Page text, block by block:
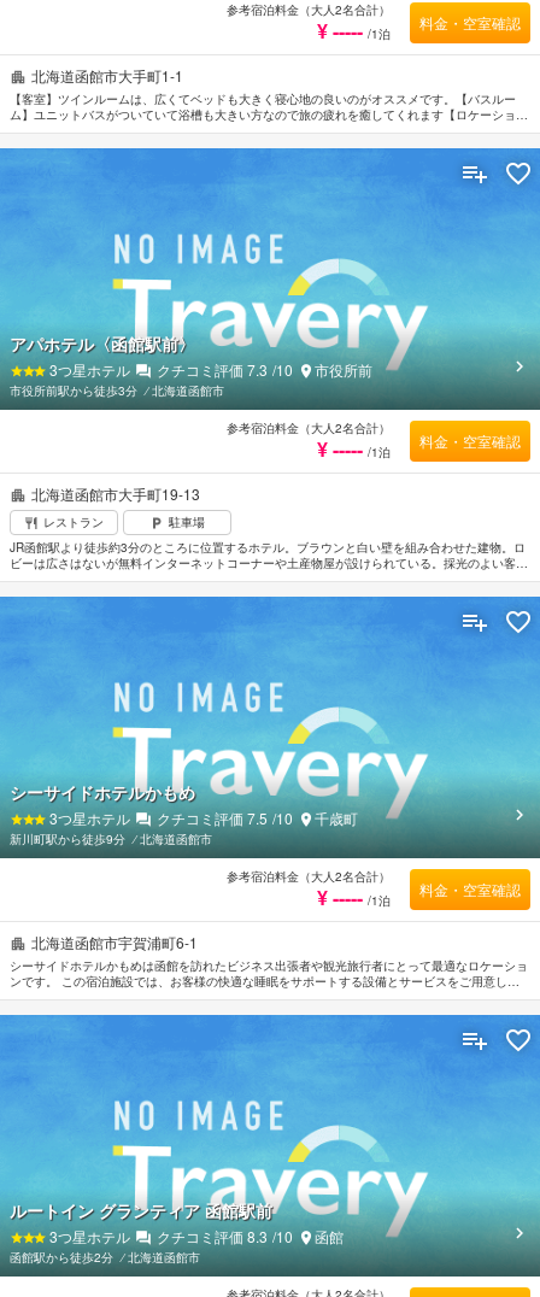
北海道函館市大手町1-1
【客室】ツインルームは、広くてベッドも大きく寝心地の良いのがオススメです。【バスルー
ム】ユニットバスがついていて浴槽も大きい方なので旅の疲れを癒してくれます【ロケーショ
ン】函館中心部エリアでショッピングや観光などが気軽に楽しめるのエリアです
参考宿泊料金（大人2名合計）
¥ ----- /1泊
料金・空室確認
北海道函館市大手町19-13
レストラン
駐車場
JR函館駅より徒歩約3分のところに位置するホテル。ブラウンと白い壁を組み合わせた建物。ロ
ビーは広さはないが無料インターネットコーナーや土産物屋が設けられている。採光のよい客室
はやさしい色合いのファブリックを配したカジュアルなインテリア。函館朝市まで徒歩約1分。
ベイエリア（西部地区）観光地へは徒歩約15分。函館空港から車で約20分。
アパホテル〈函館駅前〉
3つ星ホテル クチコミ評価 7.3 /10 市役所前
市役所前駅から徒歩3分 ⁄北海道函館市
参考宿泊料金（大人2名合計）
¥ ----- /1泊
料金・空室確認
北海道函館市宇賀浦町6-1
シーサイドホテルかもめは函館を訪れたビジネス出張者や観光旅行者にとって最適なロケーショ
ンです。 この宿泊施設では、お客様の快適な睡眠をサポートする設備とサービスをご用意して
います。 シーサイドホテルかもめのスタッフがおもてなしの心を持って丁寧にご対応します。
ごゆっくりとお休みいただけるよう客室は落ち着いた内装と和やかな空間に仕上がっており、ル
ームタイプにより禁煙ルーム, エアコン, 暖房, 書斎デスク, インターネット（LAN）が備えられ
ています。 客室やマッサージなどの館内施設で旅の疲れをゆっくりと癒すことができます。 シ
シーサイドホテルかもめ
3つ星ホテル クチコミ評価 7.5 /10 千歳町
新川町駅から徒歩9分 ⁄北海道函館市
参考宿泊料金（大人2名合計）
¥ ----- /1泊
料金・空室確認
ルートイン グランティア 函館駅前
3つ星ホテル クチコミ評価 8.3 /10 函館
函館駅から徒歩2分 ⁄北海道函館市